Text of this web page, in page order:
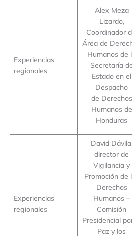
Experiencias
regionales
Alex Meza
Lizardo,
Coordinador
Área de
Humanos de
Secretaría
Estado en el
Despacho
de Derechos
Humanos de
Honduras
Experiencias
regionales
David
director de
Vigilancia y
Promoción de
Derechos
Humanos –
Comisión
Presidencial
Paz y los